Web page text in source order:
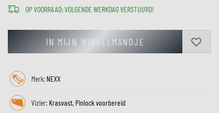
OP VOORRAAD: VOLGENDE WERKDAG VERSTUURD!
IN MIJN WINKELMANDJE
Merk: NEXX
Vizier: Krasvast, Pinlock voorbereid